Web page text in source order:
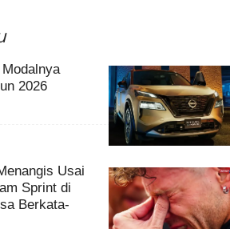
2026
Usai
Sprint di
Berkata-